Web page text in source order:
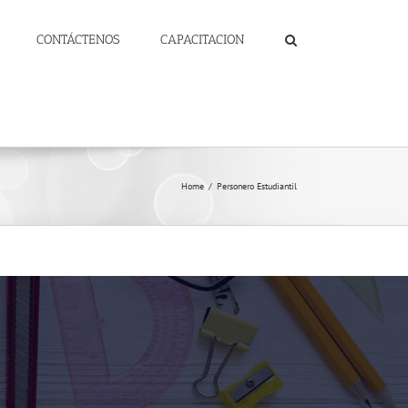
CONTÁCTENOS CAPACITACION
Home / Personero Estudiantil